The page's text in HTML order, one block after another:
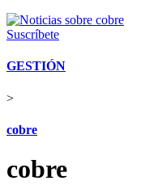
Suscríbete
GESTIÓN
>
cobre
cobre